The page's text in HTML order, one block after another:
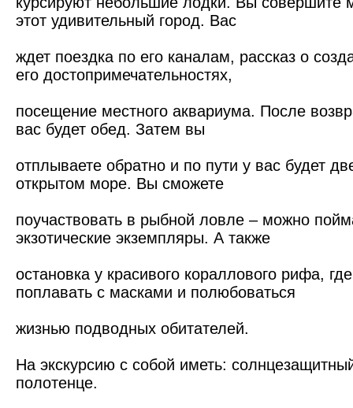
этот удивительный город. Вас
ждет поездка по его каналам, рассказ о
его достопримечательностях,
посещение местного аквариума. После
вас будет обед. Затем вы
отплываете обратно и по пути у вас будет
открытом море. Вы сможете
поучаствовать в рыбной ловле – можно
экзотические экземпляры. А также
остановка у красивого кораллового рифа,
поплавать с масками и полюбоваться
жизнью подводных обитателей.
На экскурсию с собой иметь:
полотенце.